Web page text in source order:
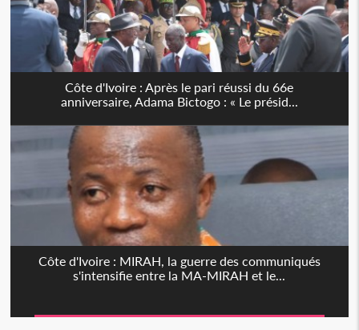
Côte d'Ivoire : Après le pari réussi du 66e
anniversaire, Adama Bictogo : « Le présid...
Côte d'Ivoire : MIRAH, la guerre des communiqués
s'intensifie entre la MA-MIRAH et le...